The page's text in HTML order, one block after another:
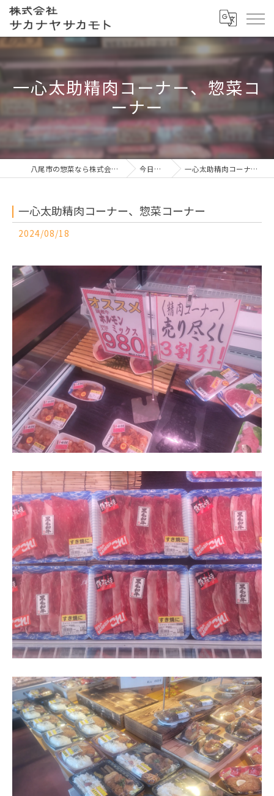
一心太助精肉コーナー、惣菜コ
ーナー
八尾市の惣菜なら株式会社サカナヤサカモト 今日の一押し 一心太助精肉コーナー、惣菜コーナー
一心太助精肉コーナー、惣菜コーナー
2024/08/18